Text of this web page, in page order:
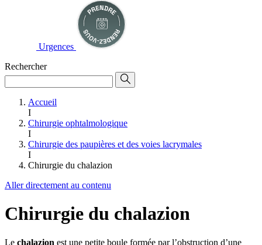
Urgences
Rechercher
Accueil
I
Chirurgie ophtalmologique
I
Chirurgie des paupières et des voies lacrymales
I
Chirurgie du chalazion
Aller directement au contenu
Chirurgie du chalazion
Le chalazion est une petite boule formée par l’obstruction d’une